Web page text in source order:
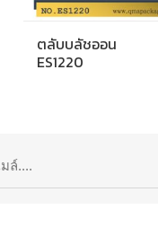
ตลับบลัชออน
ES1220